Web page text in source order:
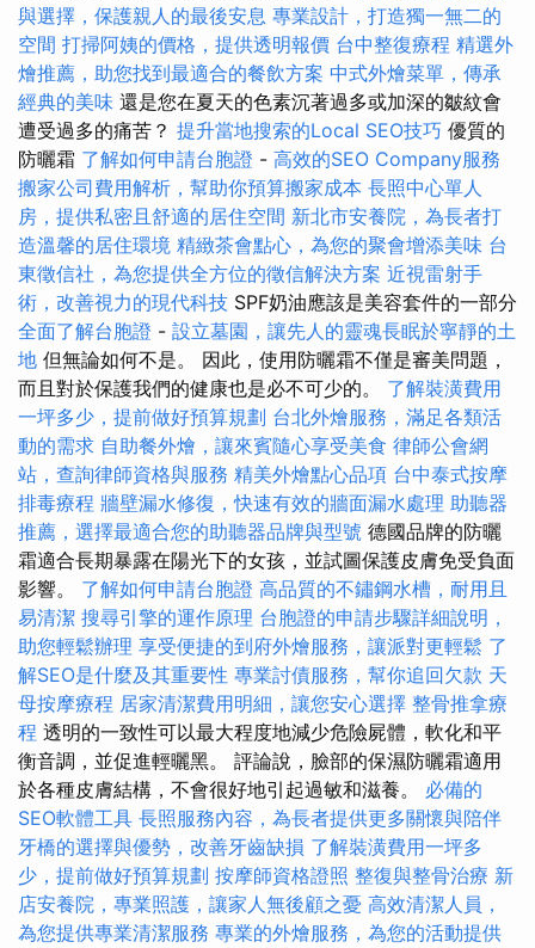
與選擇，保護親人的最後安息 專業設計，打造獨一無二的
空間 打掃阿姨的價格，提供透明報價 台中整復療程 精選外
燴推薦，助您找到最適合的餐飲方案 中式外燴菜單，傳承
經典的美味 還是您在夏天的色素沉著過多或加深的皺紋會
遭受過多的痛苦？ 提升當地搜索的Local SEO技巧 優質的
防曬霜 了解如何申請台胞證 - 高效的SEO Company服務
搬家公司費用解析，幫助你預算搬家成本 長照中心單人
房，提供私密且舒適的居住空間 新北市安養院，為長者打
造溫馨的居住環境 精緻茶會點心，為您的聚會增添美味 台
東徵信社，為您提供全方位的徵信解決方案 近視雷射手
術，改善視力的現代科技 SPF奶油應該是美容套件的一部分
全面了解台胞證 - 設立墓園，讓先人的靈魂長眠於寧靜的土
地 但無論如何不是。 因此，使用防曬霜不僅是審美問題，
而且對於保護我們的健康也是必不可少的。 了解裝潢費用
一坪多少，提前做好預算規劃 台北外燴服務，滿足各類活
動的需求 自助餐外燴，讓來賓隨心享受美食 律師公會網
站，查詢律師資格與服務 精美外燴點心品項 台中泰式按摩
排毒療程 牆壁漏水修復，快速有效的牆面漏水處理 助聽器
推薦，選擇最適合您的助聽器品牌與型號 德國品牌的防曬
霜適合長期暴露在陽光下的女孩，並試圖保護皮膚免受負面
影響。 了解如何申請台胞證 高品質的不鏽鋼水槽，耐用且
易清潔 搜尋引擎的運作原理 台胞證的申請步驟詳細說明，
助您輕鬆辦理 享受便捷的到府外燴服務，讓派對更輕鬆 了
解SEO是什麼及其重要性 專業討債服務，幫你追回欠款 天
母按摩療程 居家清潔費用明細，讓您安心選擇 整骨推拿療
程 透明的一致性可以最大程度地減少危險屍體，軟化和平
衡音調，並促進輕曬黑。 評論說，臉部的保濕防曬霜適用
於各種皮膚結構，不會很好地引起過敏和滋養。 必備的
SEO軟體工具 長照服務內容，為長者提供更多關懷與陪伴
牙橋的選擇與優勢，改善牙齒缺損 了解裝潢費用一坪多
少，提前做好預算規劃 按摩師資格證照 整復與整骨治療 新
店安養院，專業照護，讓家人無後顧之憂 高效清潔人員，
為您提供專業清潔服務 專業的外燴服務，為您的活動提供